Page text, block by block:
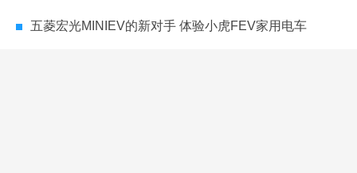
五菱宏光MINIEV的新对手 体验小虎FEV家用电车